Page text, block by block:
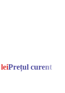
leiPrețul curent